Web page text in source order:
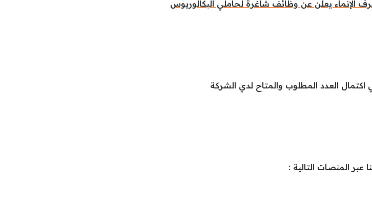
الإنماء يعلن عن وظائف شاغرة لحاملي البكالوريوس
العدد المطلوب والمتاح لدي الشركة
المنصات التالية :